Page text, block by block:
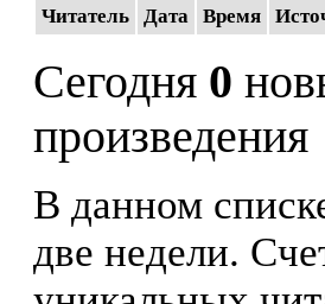
Читатель Дата Время
Сегодня 0
произведения
В данном
две недели.